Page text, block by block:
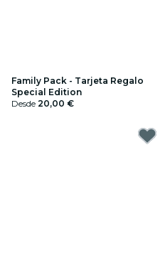
Family Pack - Tarjeta Regalo
Special Edition
Desde 20,00 €